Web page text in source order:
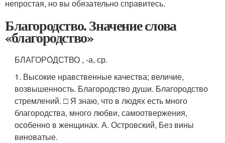
непростая, но вы обязательно справитесь.
Благородство. Значение слова
«благородство»
БЛАГОРО́ДСТВО , -а, ср.
1. Высокие нравственные качества; величие,
возвышенность. Благородство души. Благородство
стремлений. □ Я знаю, что в людях есть много
благородства, много любви, самоотвержения,
особенно в женщинах. А. Островский, Без вины
виноватые.